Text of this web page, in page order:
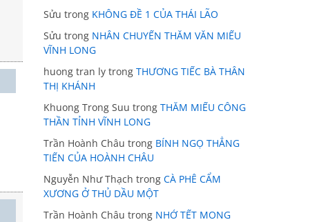
Sửu trong KHÔNG ĐỀ 1 CỦA THÁI LÃO
Sửu trong NHÂN CHUYẾN THĂM VĂN MIẾU
VĨNH LONG
huong tran ly trong THƯƠNG TIẾC BÀ THÂN
THỊ KHÁNH
Khuong Trong Suu trong THĂM MIẾU CÔNG
THẦN TỈNH VĨNH LONG
Trần Hoành Châu trong BÍNH NGỌ THẲNG
TIẾN CỦA HOÀNH CHÂU
Nguyễn Như Thạch trong CÀ PHÊ CẨM
XƯƠNG Ở THỦ DẦU MỘT
Trần Hoành Châu trong NHỚ TẾT MONG